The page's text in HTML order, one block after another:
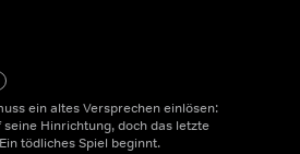
ein altes Versprechen einlösen:
Hinrichtung, doch das letzte
tödliches Spiel beginnt.